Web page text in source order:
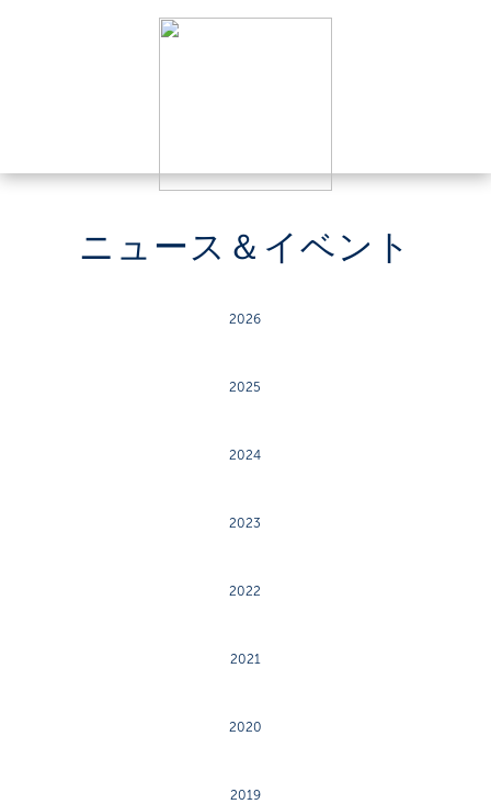
ニュース＆イベント
2026
2025
2024
2023
2022
2021
2020
2019